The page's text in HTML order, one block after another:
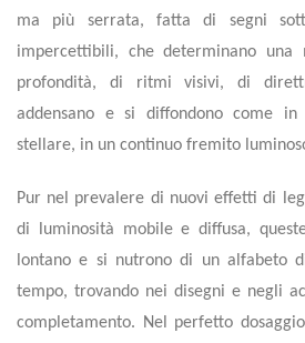
ma più serrata, fatta di segni
impercettibili, che determinano
profondità, di ritmi visivi, di
addensano e si diffondono come
stellare, in un continuo fremito
Pur nel prevalere di nuovi effetti di
di luminosità mobile e diffusa,
lontano e si nutrono di un alfabeto
tempo, trovando nei disegni e negli
completamento. Nel perfetto